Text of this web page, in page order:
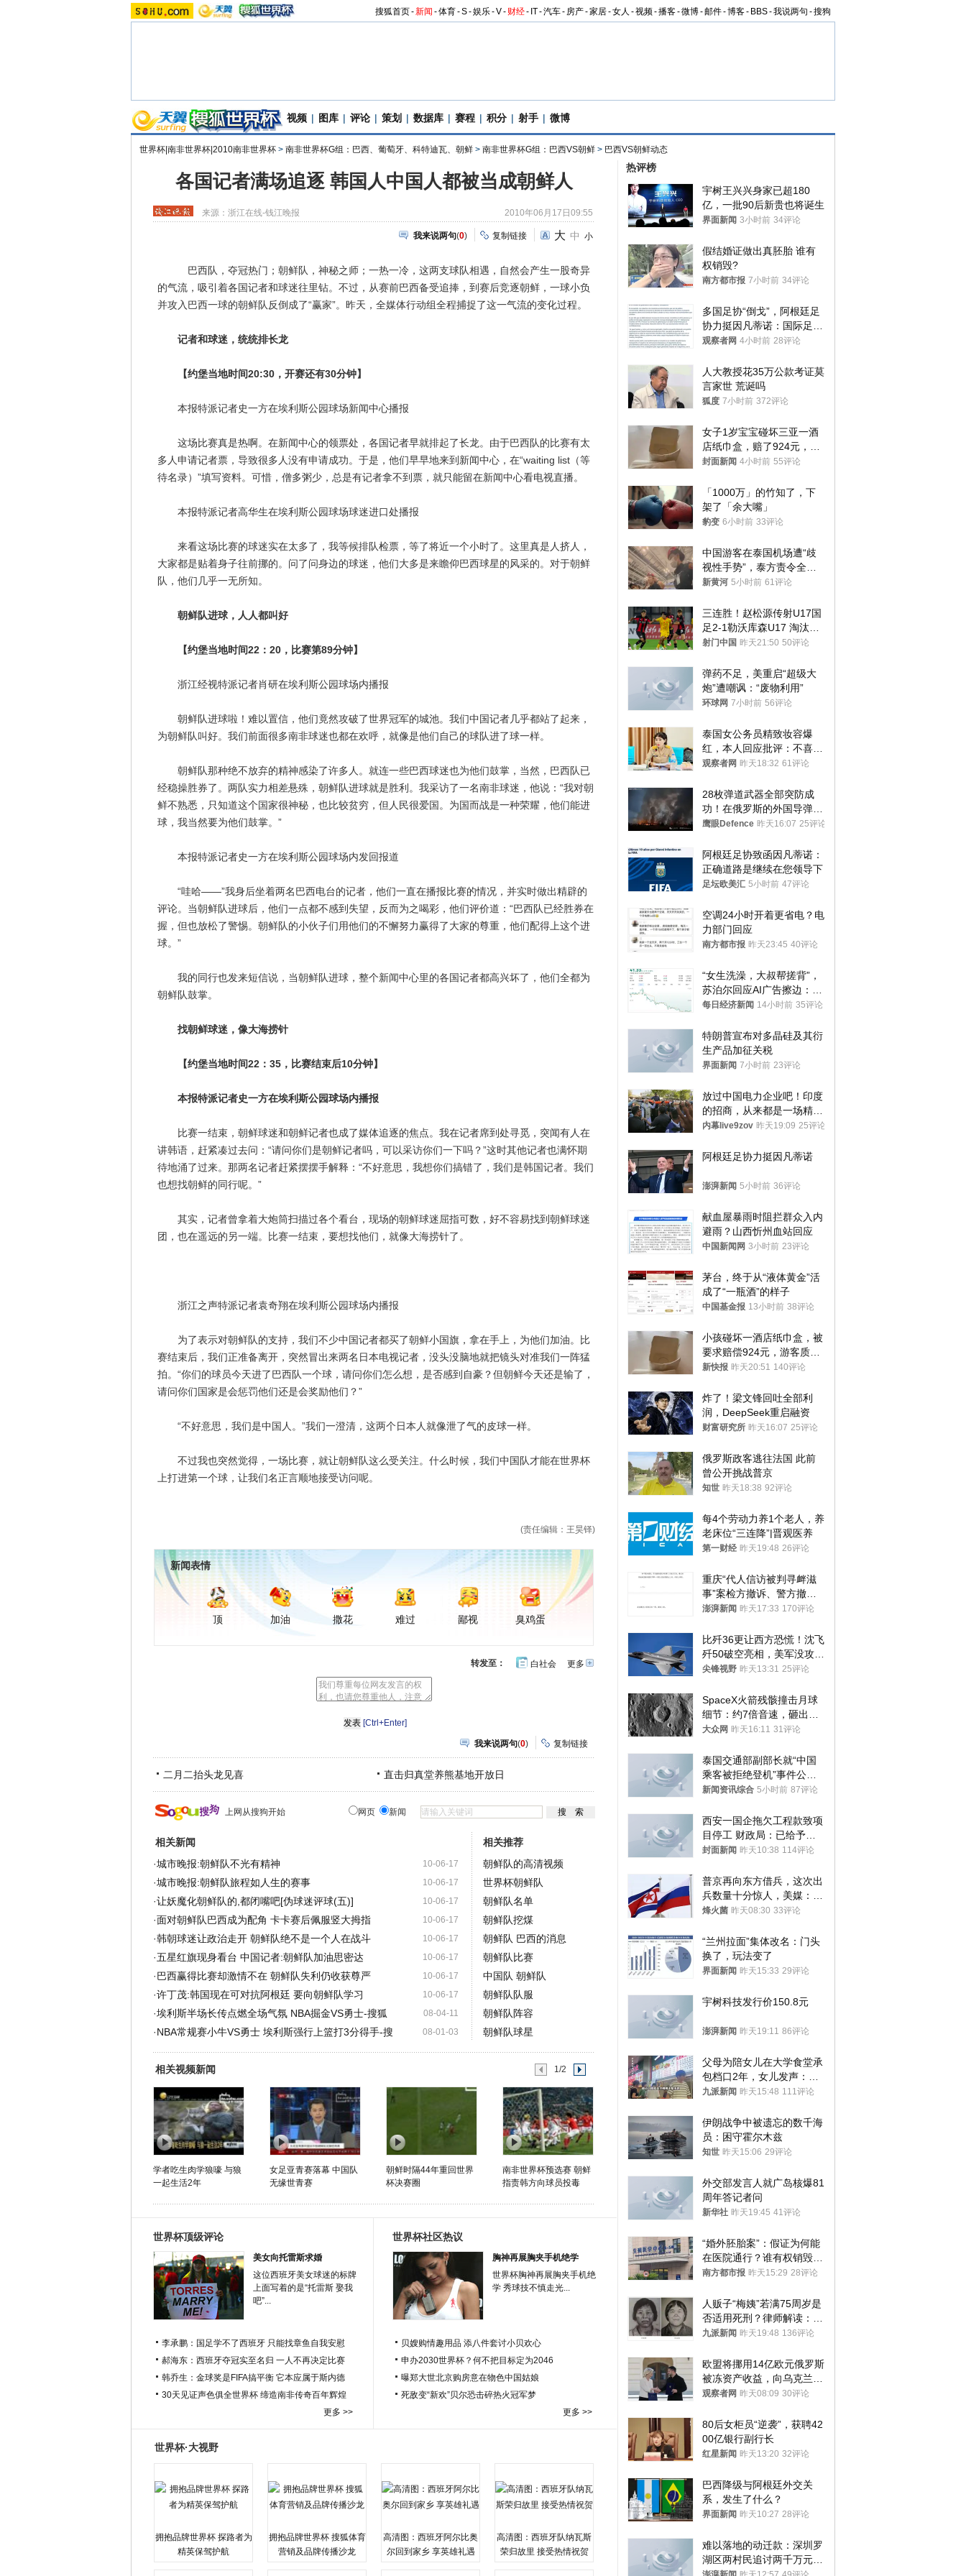
搜狐首页-新闻 -体育-S-娱乐-V- 财经- IT-汽车- 房产-家居-女人 -视频-播客-微博-邮件-博客- BBS-我说两句 -搜狗
视频 | 图库 | 评论 | 策划 | 数据库 | 赛程 | 积分 | 射手 | 微博
世界杯|南非世界杯|2010南非世界杯 > 南非世界杯G组：巴西、葡萄牙、科特迪瓦、朝鲜 > 南非世界杯G组：巴西VS朝鲜 > 巴西VS朝鲜动态
各国记者满场追逐 韩国人中国人都被当成朝鲜人
来源： 浙江在线-钱江晚报 2010年06月17日09:55
我来说两句(0) 复制链接 大 中 小
巴西队，夺冠热门；朝鲜队，神秘之师；一热一冷，这两支球队相遇，自然会产生一股奇异
的气流，吸引着各国记者和球迷往里钻。不过，从赛前巴西备受追捧，到赛后竞逐朝鲜，一球小负
并攻入巴西一球的朝鲜队反倒成了“赢家”。昨天，全媒体行动组全程捕捉了这一气流的变化过程。
记者和球迷，统统排长龙
【约堡当地时间20:30，开赛还有30分钟】
本报特派记者史一方在埃利斯公园球场新闻中心播报
这场比赛真是热啊。在新闻中心的领票处，各国记者早就排起了长龙。由于巴西队的比赛有太
多人申请记者票，导致很多人没有申请成功。于是，他们早早地来到新闻中心，在“waiting list（等
待名录）”填写资料。可惜，僧多粥少，总是有记者拿不到票，就只能留在新闻中心看电视直播。
本报特派记者高华生在埃利斯公园球场球迷进口处播报
来看这场比赛的球迷实在太多了，我等候排队检票，等了将近一个小时了。这里真是人挤人，
大家都是贴着身子往前挪的。问了问身边的球迷，他们大多是来瞻仰巴西球星的风采的。对于朝鲜
队，他们几乎一无所知。
朝鲜队进球，人人都叫好
【约堡当地时间22：20，比赛第89分钟】
浙江经视特派记者肖研在埃利斯公园球场内播报
朝鲜队进球啦！难以置信，他们竟然攻破了世界冠军的城池。我们中国记者几乎都站了起来，
为朝鲜队叫好。我们前面很多南非球迷也都在欢呼，就像是他们自己的球队进了球一样。
朝鲜队那种绝不放弃的精神感染了许多人。就连一些巴西球迷也为他们鼓掌，当然，巴西队已
经稳操胜券了。两队实力相差悬殊，朝鲜队进球就是胜利。我采访了一名南非球迷，他说：“我对朝
鲜不熟悉，只知道这个国家很神秘，也比较贫穷，但人民很爱国。为国而战是一种荣耀，他们能进
球，我当然要为他们鼓掌。”
本报特派记者史一方在埃利斯公园球场内发回报道
“哇哈——”我身后坐着两名巴西电台的记者，他们一直在播报比赛的情况，并实时做出精辟的
评论。当朝鲜队进球后，他们一点都不感到失望，反而为之喝彩，他们评价道：“巴西队已经胜券在
握，但也放松了警惕。朝鲜队的小伙子们用他们的不懈努力赢得了大家的尊重，他们配得上这个进
球。”
我的同行也发来短信说，当朝鲜队进球，整个新闻中心里的各国记者都高兴坏了，他们全都为
朝鲜队鼓掌。
找朝鲜球迷，像大海捞针
【约堡当地时间22：35，比赛结束后10分钟】
本报特派记者史一方在埃利斯公园球场内播报
比赛一结束，朝鲜球迷和朝鲜记者也成了媒体追逐的焦点。我在记者席到处寻觅，突闻有人在
讲韩语，赶紧凑过去问：“请问你们是朝鲜记者吗，可以采访你们一下吗？”这时其他记者也满怀期
待地涌了过来。那两名记者赶紧摆摆手解释：“不好意思，我想你们搞错了，我们是韩国记者。我们
也想找朝鲜的同行呢。”
其实，记者曾拿着大炮筒扫描过各个看台，现场的朝鲜球迷屈指可数，好不容易找到朝鲜球迷
团，也在遥远的另一端。比赛一结束，要想找他们，就像大海捞针了。
浙江之声特派记者袁奇翔在埃利斯公园球场内播报
为了表示对朝鲜队的支持，我们不少中国记者都买了朝鲜小国旗，拿在手上，为他们加油。比
赛结束后，我们正准备离开，突然冒出来两名日本电视记者，没头没脑地就把镜头对准我们一阵猛
拍。“你们的球员今天进了巴西队一个球，请问你们怎么想，是否感到自豪？但朝鲜今天还是输了，
请问你们国家是会惩罚他们还是会奖励他们？”
“不好意思，我们是中国人。”我们一澄清，这两个日本人就像泄了气的皮球一样。
不过我也突然觉得，一场比赛，就让朝鲜队这么受关注。什么时候，我们中国队才能在世界杯
上打进第一个球，让我们名正言顺地接受访问呢。
(责任编辑：王昊铎)
新闻表情
顶 加油 撒花 难过 鄙视 臭鸡蛋
更多开
转发至： 白社会
[Ctrl+Enter]
我来说两句(0) 复制链接
二月二抬头龙见喜 直击归真堂养熊基地开放日
上网从搜狗开始 网页 新闻
相关新闻
10-06-17
·城市晚报:朝鲜队不光有精神
10-06-17
·城市晚报:朝鲜队旅程如人生的赛事
10-06-17
·让妖魔化朝鲜队的,都闭嘴吧[伪球迷评球(五)]
10-06-17
·面对朝鲜队巴西成为配角 卡卡赛后佩服竖大拇指
10-06-17
·韩朝球迷让政治走开 朝鲜队绝不是一个人在战斗
10-06-17
·五星红旗现身看台 中国记者:朝鲜队加油思密达
10-06-17
·巴西赢得比赛却激情不在 朝鲜队失利仍收获尊严
10-06-17
·许丁茂:韩国现在可对抗阿根廷 要向朝鲜队学习
08-04-11
·埃利斯半场长传点燃全场气氛 NBA掘金VS勇士-搜狐
08-01-03
·NBA常规赛小牛VS勇士 埃利斯强行上篮打3分得手-搜
相关推荐
朝鲜队的高清视频
世界杯朝鲜队
朝鲜队名单
朝鲜队挖煤
朝鲜队 巴西的消息
朝鲜队比赛
中国队 朝鲜队
朝鲜队队服
朝鲜队阵容
朝鲜队球星
相关视频新闻 1/2
学者吃生肉学狼嚎 与狼
一起生活2年
女足亚青赛落幕 中国队
无缘世青赛
朝鲜时隔44年重回世界
杯决赛圈
南非世界杯预选赛 朝鲜
指责韩方向球员投毒
世界杯顶级评论
美女向托雷斯求婚
这位西班牙美女球迷的标牌
上面写着的是“托雷斯 娶我
吧”...
李承鹏：国足学不了西班牙 只能找章鱼自我安慰
郝海东：西班牙夺冠实至名归 一人不再决定比赛
韩乔生：金球奖是FIFA搞平衡 它本应属于斯内德
30天见证声色俱全世界杯 缔造南非传奇百年辉煌
更多 >>
世界杯社区热议
胸神再展胸夹手机绝学
世界杯胸神再展胸夹手机绝
学 秀球技不慎走光...
贝嫂购情趣用品 添八件套讨小贝欢心
申办2030世界杯？何不把目标定为2046
曝郑大世北京购房意在物色中国姑娘
死敌变“新欢”贝尔恐击碎热火冠军梦
更多 >>
世界杯·大视野
拥抱品牌世界杯 探路者为
精英保驾护航
拥抱品牌世界杯 搜狐体育
营销及品牌传播沙龙
高清图：西班牙阿尔比奥
尔回到家乡 享英雄礼遇
高清图：西班牙队纳瓦斯
荣归故里 接受热情祝贺
热评榜
宇树王兴兴身家已超180
亿，一批90后新贵也将诞生
界面新闻 3小时前 34评论
假结婚证做出真胚胎 谁有
权销毁?
南方都市报 7小时前 34评论
多国足协“倒戈”，阿根廷足
协力挺因凡蒂诺：国际足联
今后应继续在其领导下前行
观察者网 4小时前 28评论
人大教授花35万公款考证莫
言家世 荒诞吗
狐度 7小时前 372评论
女子1岁宝宝碰坏三亚一酒
店纸巾盒，赔了924元，发
帖吐槽后酒店退还一半的
封面新闻 4小时前 55评论
「1000万」的竹知了，下
架了「余大嘴」
豹变 6小时前 33评论
中国游客在泰国机场遭“歧
视性手势”，泰方责令全面
调查，对责任人采取最严厉
新黄河 5小时前 61评论
三连胜！赵松源传射U17国
足2-1勒沃库森U17 淘汰赛
将战河床
射门中国 昨天21:50 50评论
弹药不足，美重启“超级大
炮”遭嘲讽：“废物利用”
环球网 7小时前 56评论
泰国女公务员精致妆容爆
红，本人回应批评：不喜欢
就别看
观察者网 昨天18:32 61评论
28枚弹道武器全部突防成
功！在俄罗斯的外国导弹发
射车都是合法打击目标
鹰眼Defence 昨天16:07 25评论
阿根廷足协致函因凡蒂诺：
正确道路是继续在您领导下
足坛欧美汇 5小时前 47评论
空调24小时开着更省电？电
力部门回应
南方都市报 昨天23:45 40评论
“女生洗澡，大叔帮搓背”，
苏泊尔回应AI广告擦边：视
频全下架，已强化内容管理
每日经济新闻 14小时前 35评论
特朗普宣布对多晶硅及其衍
生产品加征关税
界面新闻 7小时前 23评论
放过中国电力企业吧！印度
的招商，从来都是一场精准
收割
内幕live9zov 昨天19:09 25评论
阿根廷足协力挺因凡蒂诺
澎湃新闻 5小时前 36评论
献血屋暴雨时阻拦群众入内
避雨？山西忻州血站回应
中国新闻网 3小时前 23评论
茅台，终于从“液体黄金”活
成了“一瓶酒”的样子
中国基金报 13小时前 38评论
小孩碰坏一酒店纸巾盒，被
要求赔偿924元，游客质疑
酒店房客物品超高标价，市
新快报 昨天20:51 140评论
炸了！梁文锋回吐全部利
润，DeepSeek重启融资
财富研究所 昨天16:07 25评论
俄罗斯政客逃往法国 此前
曾公开挑战普京
知世 昨天18:38 92评论
每4个劳动力养1个老人，养
老床位“三连降”|晋观医养
第一财经 昨天19:48 26评论
重庆“代人信访被判寻衅滋
事”案检方撤诉、警方撤
案，两被告人获国赔
澎湃新闻 昨天17:33 170评论
比歼36更让西方恐慌！沈飞
歼50破空亮相，美军没攻克
的技术被拿下
尖锋视野 昨天13:31 25评论
SpaceX火箭残骸撞击月球
细节：约7倍音速，砸出直
径约30米撞击坑
大众网 昨天16:11 31评论
泰国交通部副部长就“中国
乘客被拒绝登机”事件公开
表态
新闻资讯综合 5小时前 87评论
西安一国企拖欠工程款致项
目停工 财政局：已给予处
分，正督促整改
封面新闻 昨天10:38 114评论
普京再向东方借兵，这次出
兵数量十分惊人，美媒：俄
朝要动真格？
烽火菌 昨天08:30 33评论
“兰州拉面”集体改名：门头
换了，玩法变了
界面新闻 昨天15:33 29评论
宇树科技发行价150.8元
澎湃新闻 昨天19:11 86评论
父母为陪女儿在大学食堂承
包档口2年，女儿发声：初
衷是为了陪伴，毕业后将不
九派新闻 昨天15:48 111评论
伊朗战争中被遗忘的数千海
员：困守霍尔木兹
知世 昨天15:06 29评论
外交部发言人就广岛核爆81
周年答记者问
新华社 昨天19:45 41评论
“婚外胚胎案”：假证为何能
在医院通行？谁有权销毁胚
胎？
南方都市报 昨天15:29 28评论
人贩子“梅姨”若满75周岁是
否适用死刑？律师解读：很
大概率不会被判处死刑
九派新闻 昨天19:48 136评论
欧盟将挪用14亿欧元俄罗斯
被冻资产收益，向乌克兰提
供援助
观察者网 昨天08:09 30评论
80后女柜员“逆袭”，获聘42
00亿银行副行长
红星新闻 昨天13:20 32评论
巴西降级与阿根廷外交关
系，发生了什么？
界面新闻 昨天10:27 28评论
难以落地的动迁款：深圳罗
湖区两村民追讨两千万元动